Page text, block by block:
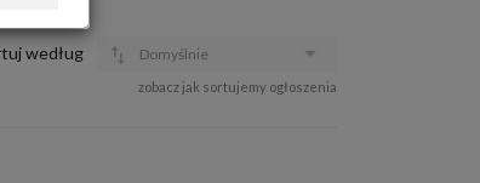
według Domyślnie
zobacz jak sortujemy ogłoszenia